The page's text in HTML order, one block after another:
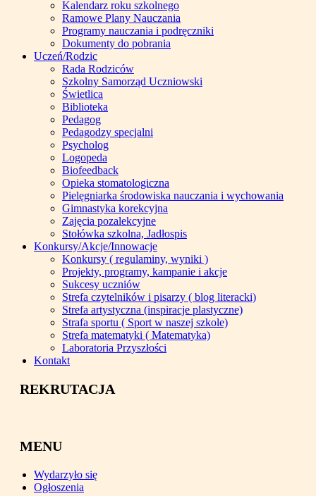
Kalendarz roku szkolnego
Ramowe Plany Nauczania
Programy nauczania i podręczniki
Dokumenty do pobrania
Uczeń/Rodzic
Rada Rodziców
Szkolny Samorząd Uczniowski
Świetlica
Biblioteka
Pedagog
Pedagodzy specjalni
Psycholog
Logopeda
Biofeedback
Opieka stomatologiczna
Pielęgniarka środowiska nauczania i wychowania
Gimnastyka korekcyjna
Zajęcia pozalekcyjne
Stołówka szkolna, Jadłospis
Konkursy/Akcje/Innowacje
Konkursy ( regulaminy, wyniki )
Projekty, programy, kampanie i akcje
Sukcesy uczniów
Strefa czytelników i pisarzy ( blog literacki)
Strefa artystyczna (inspiracje plastyczne)
Strafa sportu ( Sport w naszej szkole)
Strefa matematyki ( Matematyka)
Laboratoria Przyszłości
Kontakt
REKRUTACJA
MENU
Wydarzyło się
Ogłoszenia